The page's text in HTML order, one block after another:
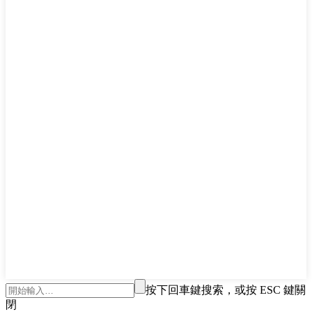
按下回車鍵搜索，或按 ESC 鍵關
閉